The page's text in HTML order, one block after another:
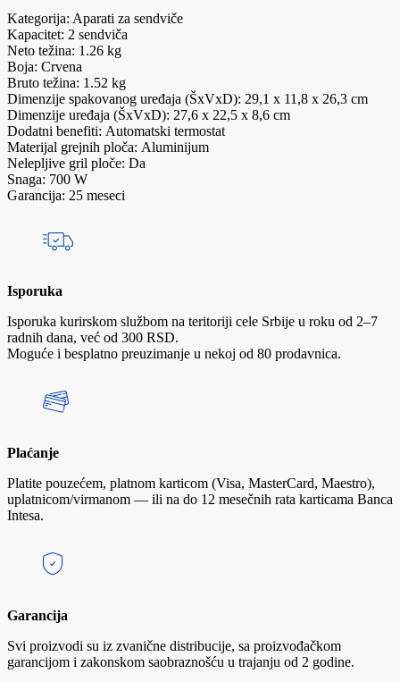
Kategorija: Aparati za sendviče
Kapacitet: 2 sendviča
Neto težina: 1.26 kg
Boja: Crvena
Bruto težina: 1.52 kg
Dimenzije spakovanog uređaja (ŠxVxD): 29,1 x 11,8 x 26,3 cm
Dimenzije uređaja (ŠxVxD): 27,6 x 22,5 x 8,6 cm
Dodatni benefiti: Automatski termostat
Materijal grejnih ploča: Aluminijum
Nelepljive gril ploče: Da
Snaga: 700 W
Garancija: 25 meseci
Isporuka
Isporuka kurirskom službom na teritoriji cele Srbije u roku od 2–7
radnih dana, već od 300 RSD.
Moguće i besplatno preuzimanje u nekoj od 80 prodavnica.
Plaćanje
Platite pouzećem, platnom karticom (Visa, MasterCard, Maestro),
uplatnicom/virmanom — ili na do 12 mesečnih rata karticama Banca
Intesa.
Garancija
Svi proizvodi su iz zvanične distribucije, sa proizvođačkom
garancijom i zakonskom saobraznošću u trajanju od 2 godine.